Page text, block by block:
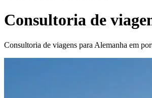
Consultoria de
Consultoria de viagens para Alemanha em